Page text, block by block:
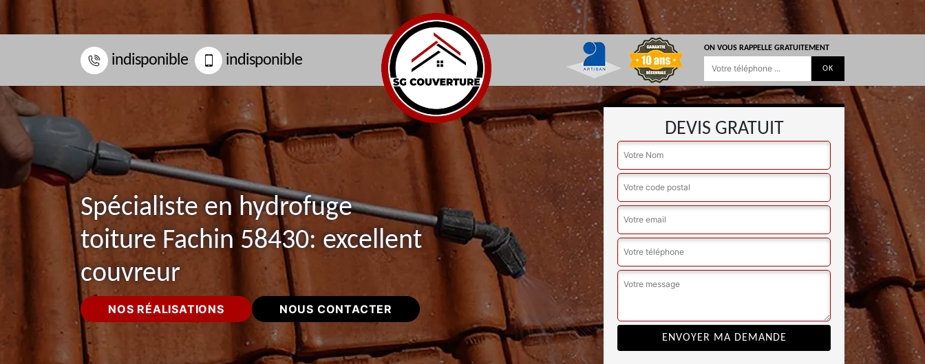
indisponible indisponible
ON VOUS RAPPELLE GRATUITEMENT
Spécialiste en hydrofuge
toiture Fachin 58430: excellent
couvreur
NOS RÉALISATIONS NOUS CONTACTER
DEVIS GRATUIT